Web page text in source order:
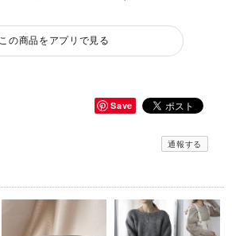
この商品をアプリで見る
Save
通報する